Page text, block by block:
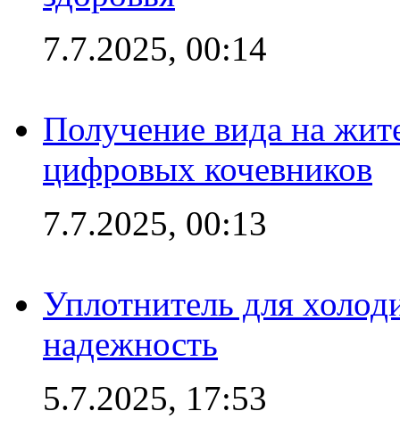
7.7.2025, 00:14
Получение вида на
цифровых кочевников
7.7.2025, 00:13
Уплотнитель для
надежность
5.7.2025, 17:53